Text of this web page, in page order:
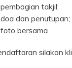
takjil;
dan
bersama.
silakan